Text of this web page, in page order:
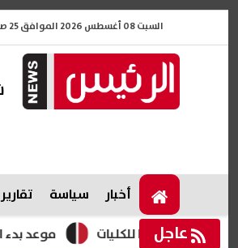
السبت 08 أغسطس 2026 الموافق 25 صفر 1448
أخبار سياسة تقارير
عاجل موعد بدء الدراسة 2027.. الخريطة الزمنية للعام الدراسي الجديد